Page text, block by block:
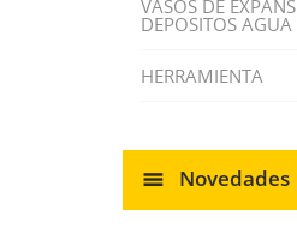
VASOS DE
DEPOSITOS AGUA
HERRAMIENTA
Novedades